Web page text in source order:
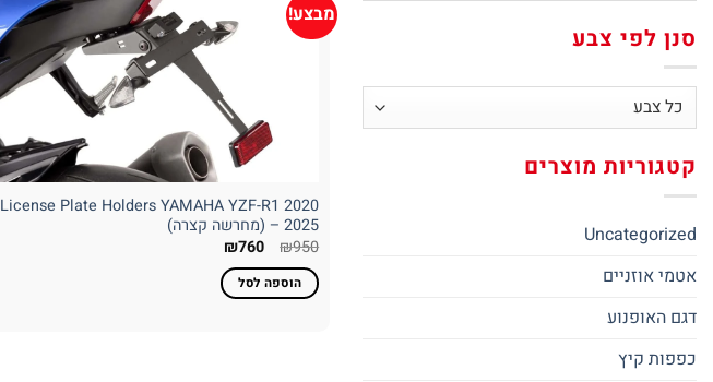
סנן לפי צבע
קטגוריות מוצרים
Uncategorized
אטמי אוזניים
דגם האופנוע
כפפות קיץ
מבצע!
License Plate Holders YAMAHA YZF-R1 2020
– 2025 (מחרשה קצרה)
₪950 המחיר
המקורי
היה:
₪950.
₪760
הוא:
₪760. הוספה לסל